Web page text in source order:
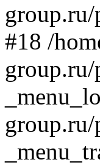
#18 /